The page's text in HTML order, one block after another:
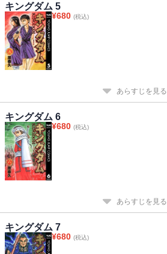
キングダム 5
¥680 (税込)
あらすじを見る
キングダム 6
¥680 (税込)
あらすじを見る
キングダム 7
¥680 (税込)